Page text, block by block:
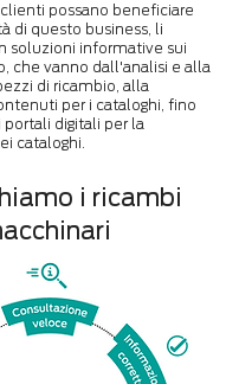
possano beneficiare
di questo business, li
soluzioni informative sui
che vanno dall'analisi e alla
di ricambio, alla
per i cataloghi, fino
digitali per la
cataloghi.
i ricambi